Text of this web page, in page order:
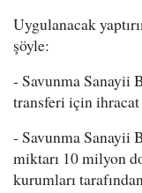
Uygulanacak
şöyle:
- Savunma Sanayii
transferi için ihracat
- Savunma Sanayii
miktarı 10 milyon
kurumları